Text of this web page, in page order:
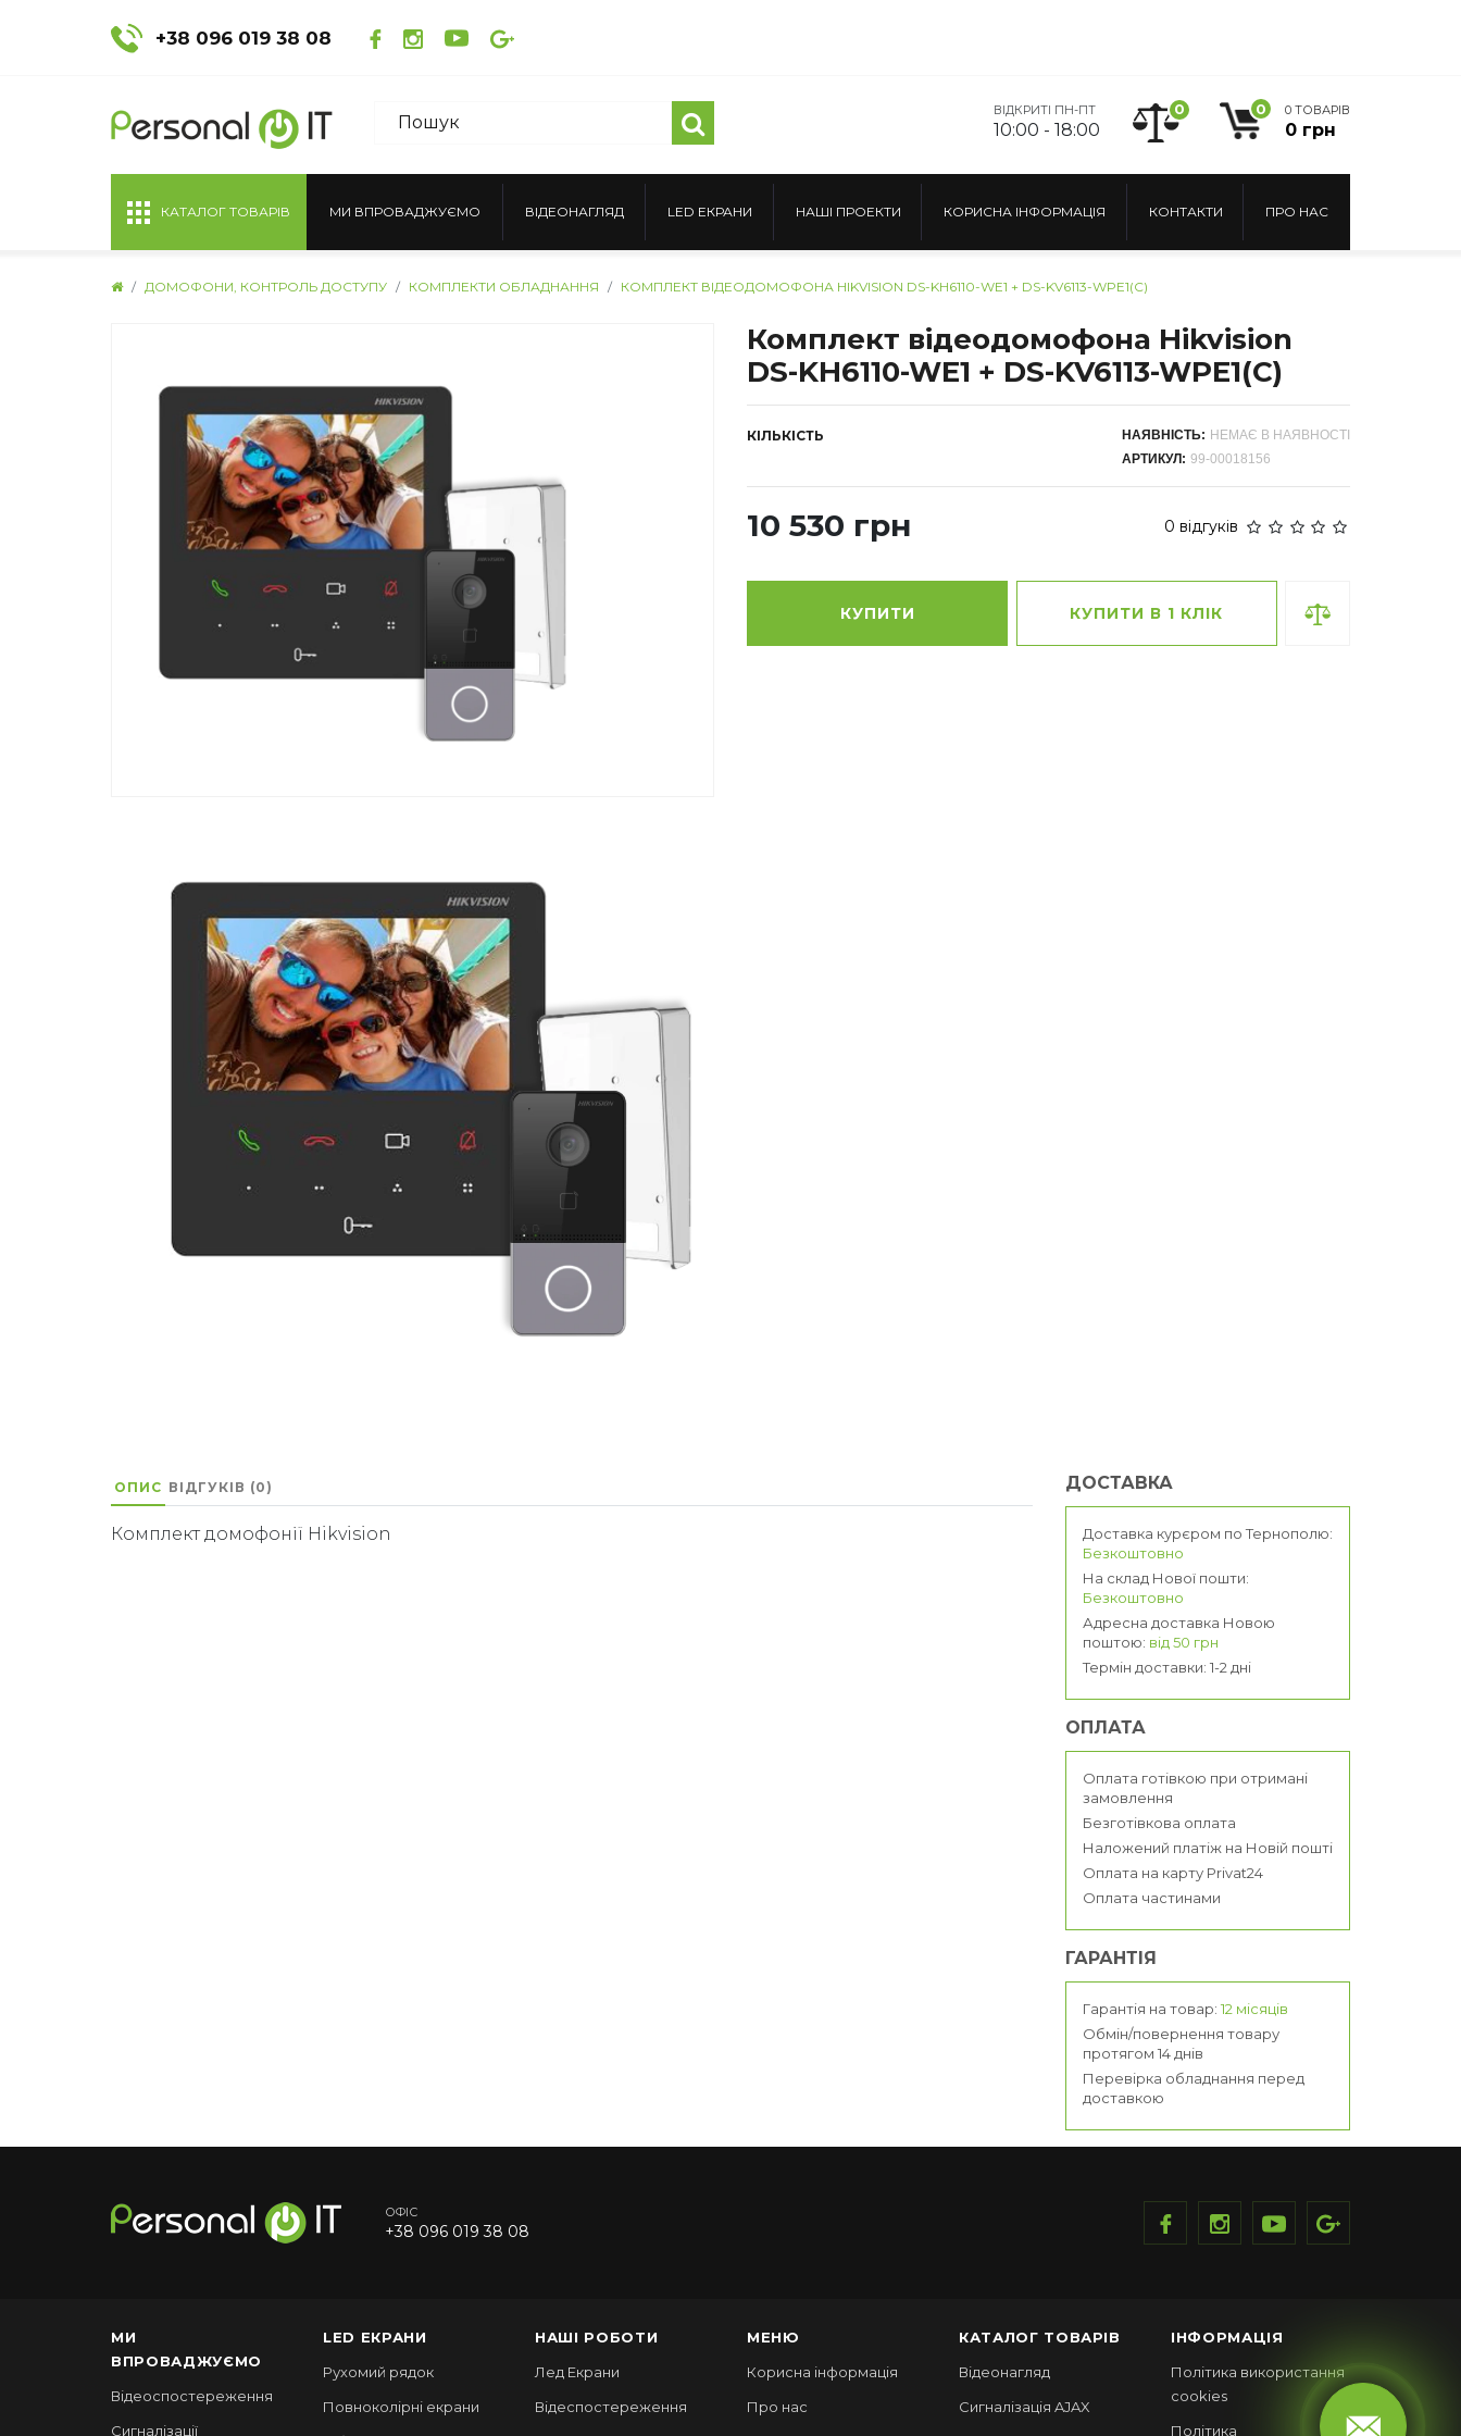
+38 096 019 38 08
ВІДКРИТІ ПН-ПТ
10:00 - 18:00
0 0 0 ТОВАРІВ
0 грн
КАТАЛОГ ТОВАРІВ МИ ВПРОВАДЖУЄМО ВІДЕОНАГЛЯД LED ЕКРАНИ НАШІ ПРОЕКТИ КОРИСНА ІНФОРМАЦІЯ КОНТАКТИ ПРО НАС
ДОМОФОНИ, КОНТРОЛЬ ДОСТУПУ КОМПЛЕКТИ ОБЛАДНАННЯ КОМПЛЕКТ ВІДЕОДОМОФОНА HIKVISION DS-KH6110-WE1 + DS-KV6113-WPE1(C)
Комплект відеодомофона Hikvision
DS-KH6110-WE1 + DS-KV6113-WPE1(C)
КІЛЬКІСТЬ НАЯВНІСТЬ: НЕМАЄ В НАЯВНОСТІ
АРТИКУЛ: 99-00018156
10 530 грн 0 відгуків
КУПИТИ КУПИТИ В 1 КЛІК
ОПИС ВІДГУКІВ (0)
Комплект домофонії Hikvision
ДОСТАВКА
Доставка курєром по Тернополю:
Безкоштовно
На склад Нової пошти:
Безкоштовно
Адресна доставка Новою
поштою: від 50 грн
Термін доставки: 1-2 дні
ОПЛАТА
Оплата готівкою при отримані
замовлення
Безготівкова оплата
Наложений платіж на Новій пошті
Оплата на карту Privat24
Оплата частинами
ГАРАНТІЯ
Гарантія на товар: 12 місяців
Обмін/повернення товару
протягом 14 днів
Перевірка обладнання перед
доставкою
ОФІС
+38 096 019 38 08
МИ
ВПРОВАДЖУЄМО
Відеоспостереження
Сигналізації
LED ЕКРАНИ
Рухомий рядок
Повноколірні екрани
НАШІ РОБОТИ
Лед Екрани
Відеспостереження
МЕНЮ
Корисна інформація
Про нас
КАТАЛОГ ТОВАРІВ
Відеонагляд
Сигналізація AJAX
ІНФОРМАЦІЯ
Політика використання
cookies
Політика